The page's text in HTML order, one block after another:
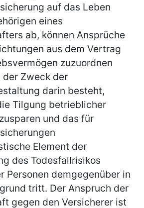
auf das Leben
eines
ab, können Ansprüche
aus dem Vertrag
zuzuordnen
der Zweck der
darin besteht,
Tilgung betrieblicher
und das für
Element der
des Todesfallrisikos
Personen demgegenüber in
tritt. Der Anspruch der
gegen den Versicherer ist